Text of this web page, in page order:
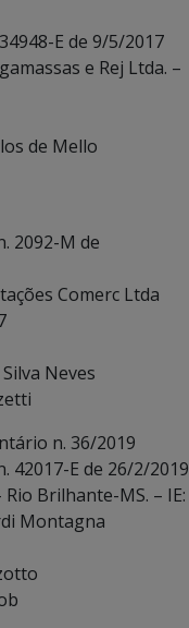
E de 9/5/2017
e Rej Ltda. –
de Mello
2092-M de
Comerc Ltda
Neves
n. 36/2019
42017-E de 26/2/2019
Brilhante-MS. – IE:
Montagna